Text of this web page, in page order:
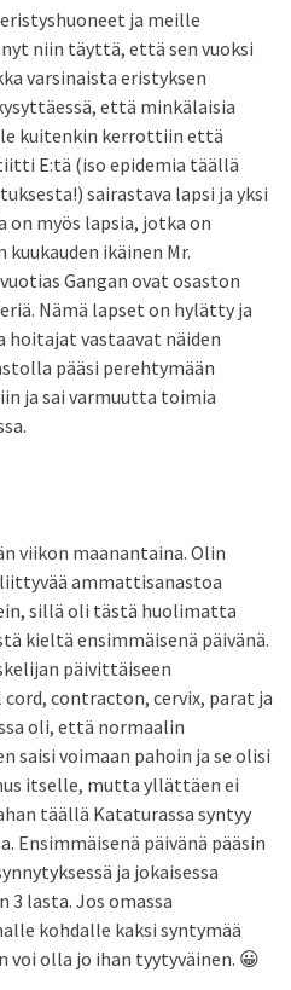
ja meille
niin täyttä, että sen vuoksi
varsinaista eristyksen
että minkälaisia
kuitenkin kerrottiin että
E:tä (iso epidemia täällä
sairastava lapsi ja yksi
on myös lapsia, jotka on
ikäinen Mr.
Gangan ovat osaston
Nämä lapset on hylätty ja
hoitajat vastaavat näiden
pääsi perehtymään
ja sai varmuutta toimia
viikon maanantaina. Olin
ammattisanastoa
sillä oli tästä huolimatta
kieltä ensimmäisenä päivänä.
päivittäiseen
contracton, cervix, parat ja
oli, että normaalin
saisi voimaan pahoin ja se olisi
itselle, mutta yllättäen ei
täällä Kataturassa syntyy
Ensimmäisenä päivänä pääsin
ja jokaisessa
3 lasta. Jos omassa
kohdalle kaksi syntymää
olla jo ihan tyytyväinen. 😀